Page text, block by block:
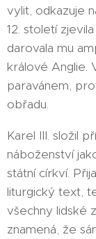
vylit, odkazuje
12. století
darovala mu
králové Anglie.
paravánem,
obřadu.
Karel III. složil
náboženství
státní církví.
liturgický text,
všechny lidské
znamená, že